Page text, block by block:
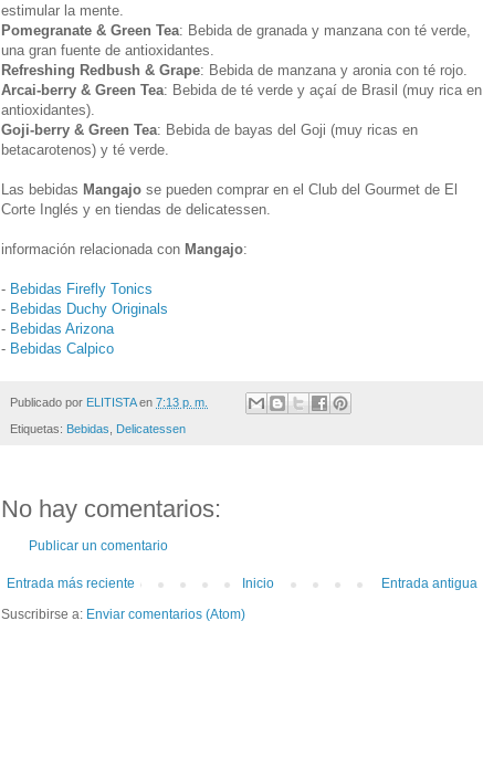
estimular la mente.
Pomegranate & Green Tea: Bebida de granada y manzana con té verde,
una gran fuente de antioxidantes.
Refreshing Redbush & Grape: Bebida de manzana y aronia con té rojo.
Arcai-berry & Green Tea: Bebida de té verde y açaí de Brasil (muy rica en
antioxidantes).
Goji-berry & Green Tea: Bebida de bayas del Goji (muy ricas en
betacarotenos) y té verde.
Las bebidas Mangajo se pueden comprar en el Club del Gourmet de El
Corte Inglés y en tiendas de delicatessen.
información relacionada con Mangajo:
- Bebidas Firefly Tonics
- Bebidas Duchy Originals
- Bebidas Arizona
- Bebidas Calpico
Publicado por ELITISTA en 7:13 p. m.
Etiquetas: Bebidas Delicatessen
No hay comentarios:
Publicar un comentario
Entrada más reciente Entrada antigua
Inicio
Suscribirse a: Enviar comentarios (Atom)